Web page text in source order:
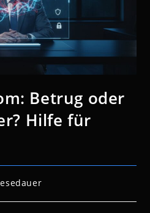
Betrug oder
Hilfe für